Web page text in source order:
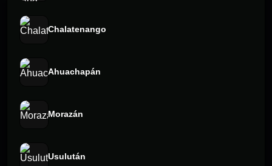
Chalatenango
Ahuachapán
Morazán
Usulután